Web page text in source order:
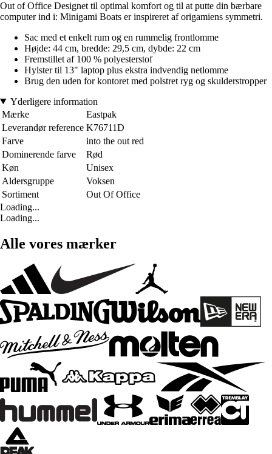
Out of Office Designet til optimal komfort og til at putte din bærbare
computer ind i: Minigami Boats er inspireret af origamiens symmetri.
Sac med et enkelt rum og en rummelig frontlomme
Højde: 44 cm, bredde: 29,5 cm, dybde: 22 cm
Fremstillet af 100 % polyesterstof
Hylster til 13" laptop plus ekstra indvendig netlomme
Brug den uden for kontoret med polstret ryg og skulderstropper
Yderligere information
Mærke
Eastpak
Leverandør reference K76711D
Farve
into the out red
Dominerende farve
Rød
Køn
Unisex
Aldersgruppe
Voksen
Sortiment
Out Of Office
Loading...
Loading...
Alle vores mærker